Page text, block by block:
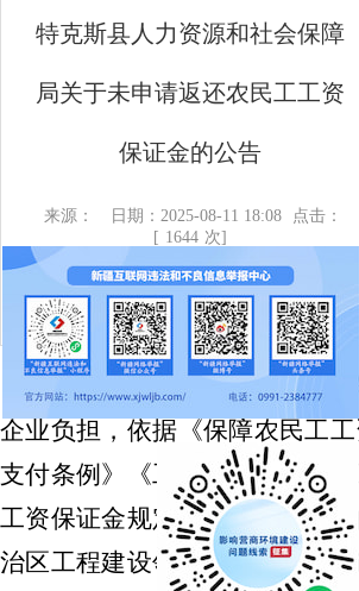
特克斯县人力资源和社会保障
局关于未申请返还农民工工资
保证金的公告
来源： 日期：2025-08-11 18:08
点击：
[ 1644 次]
为进一步优化营商环境、
企业负担，依据《保障农民工
支付条例》《工程建设领域农
工资保证金规定》《新疆维吾尔
治区工程建设领域农民工工资